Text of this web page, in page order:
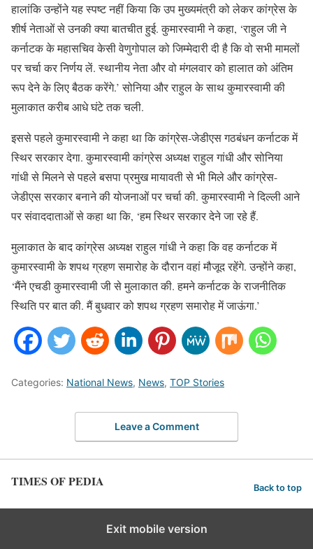
हालांकि उन्होंने यह स्पष्ट नहीं किया कि उप मुख्यमंत्री को लेकर कांग्रेस के
शीर्ष नेताओं से उनकी क्या बातचीत हुई. कुमारस्‍वामी ने कहा, ‘राहुल जी ने
कर्नाटक के महासचिव केसी वेणुगोपाल को जिम्‍मेदारी दी है कि वो सभी मामलों
पर चर्चा कर निर्णय लें. स्‍थानीय नेता और वो मंगलवार को हालात को अंतिम
रूप देने के लिए बैठक करेंगे.’ सोनिया और राहुल के साथ कुमारस्वामी की
मुलाकात करीब आधे घंटे तक चली.
इससे पहले कुमारस्वामी ने कहा था कि कांग्रेस-जेडीएस गठबंधन कर्नाटक में
स्थिर सरकार देगा. कुमारस्वामी कांग्रेस अध्यक्ष राहुल गांधी और सोनिया
गांधी से मिलने से पहले बसपा प्रमुख मायावती से भी मिले और कांग्रेस-
जेडीएस सरकार बनाने की योजनाओं पर चर्चा की. कुमारस्वामी ने दिल्ली आने
पर संवाददाताओं से कहा था कि, ‘हम स्थिर सरकार देने जा रहे हैं.
मुलाकात के बाद कांग्रेस अध्यक्ष राहुल गांधी ने कहा कि वह कर्नाटक में
कुमारस्वामी के शपथ ग्रहण समारोह के दौरान वहां मौजूद रहेंगे. उन्होंने कहा,
‘मैंने एचडी कुमारस्वामी जी से मुलाकात की. हमने कर्नाटक के राजनीतिक
स्थिति पर बात की. मैं बुधवार को शपथ ग्रहण समारोह में जाऊंगा.’
Categories: National News, News, TOP Stories
Leave a Comment
TIMES OF PEDIA Back to top
Exit mobile version